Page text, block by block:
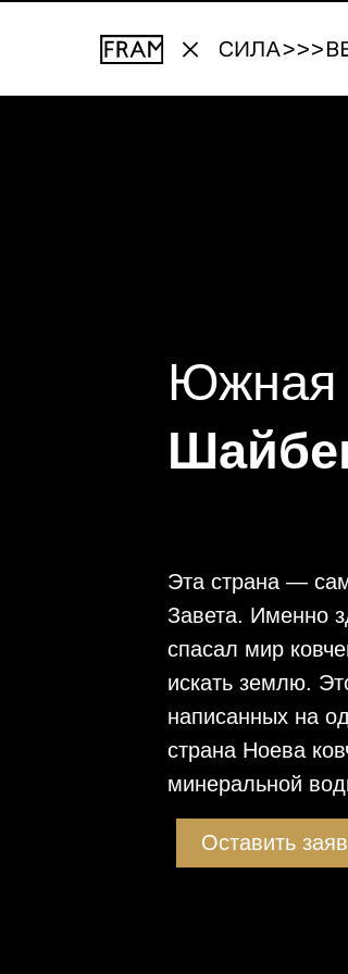
Южная
Эта страна —
Завета. Именно
спасал мир
искать землю.
написанных на
страна Ноева
минеральной
Оставить